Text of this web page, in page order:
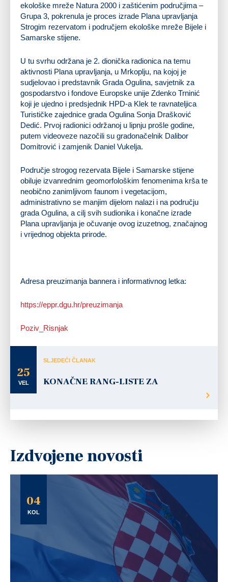
ekološke mreže Natura 2000 i zaštićenim područjima –
Grupa 3, pokrenula je proces izrade Plana upravljanja
Strogim rezervatom i područjem ekološke mreže Bijele i
Samarske stijene.
U tu svrhu održana je 2. dionička radionica na temu
aktivnosti Plana upravljanja, u Mrkoplju, na kojoj je
sudjelovao i predstavnik Grada Ogulina, savjetnik za
gospodarstvo i fondove Europske unije Zdenko Trninić
koji je ujedno i predsjednik HPD-a Klek te ravnateljica
Turističke zajednice grada Ogulina Sonja Drašković
Dedić. Prvoj radionici održanoj u lipnju prošle godine,
putem videoveze nazočili su gradonačelnik Dalibor
Domitrović i zamjenik Daniel Vukelja.
Područje strogog rezervata Bijele i Samarske stijene
obiluje izvanrednim geomorfološkim fenomenima krša te
neobično zanimljivom faunom i vegetacijom,
administrativno se manjim dijelom nalazi i na području
grada Ogulina, a cilj svih sudionika i konačne izrade
Plana upravljanja je očuvanje ovog izuzetnog, značajnog
i vrijednog objekta prirode.
Adresa preuzimanja bannera i informativnog letka:
https://eppr.dgu.hr/preuzimanja
Poziv_Risnjak
25
VEL
SLJEDEĆI ČLANAK
KONAČNE RANG-LISTE ZA
Izdvojene novosti
04
KOL